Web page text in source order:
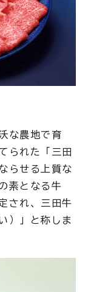
な農地で育
られた「三田
らせる上質な
素となる牛
され、三田牛
）」と称しま